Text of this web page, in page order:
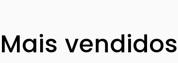
Mais vendidos